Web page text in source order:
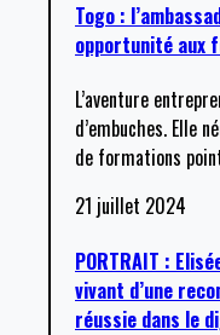
Togo :
opportunité aux
L’aventure
d’embuches. Elle
de formations
21 juillet 2024
PORTRAIT :
vivant d’une
réussie dans le